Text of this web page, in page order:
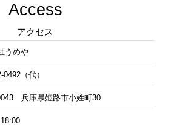
Access
アクセス
うめや
0492（代）
兵庫県姫路市小姓町30